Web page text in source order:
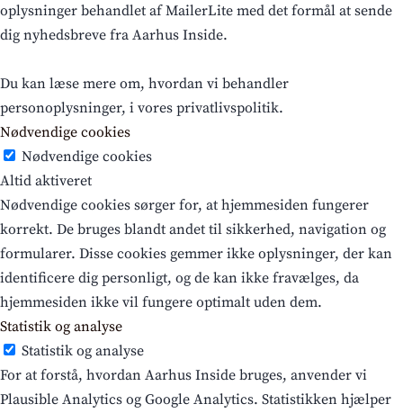
oplysninger behandlet af MailerLite med det formål at sende
dig nyhedsbreve fra Aarhus Inside.
Du kan læse mere om, hvordan vi behandler
personoplysninger, i vores privatlivspolitik.
Nødvendige cookies
Nødvendige cookies
Altid aktiveret
Nødvendige cookies sørger for, at hjemmesiden fungerer
korrekt. De bruges blandt andet til sikkerhed, navigation og
formularer. Disse cookies gemmer ikke oplysninger, der kan
identificere dig personligt, og de kan ikke fravælges, da
hjemmesiden ikke vil fungere optimalt uden dem.
Statistik og analyse
Statistik og analyse
For at forstå, hvordan Aarhus Inside bruges, anvender vi
Plausible Analytics og Google Analytics. Statistikken hjælper